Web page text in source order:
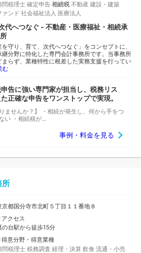
問税理士確定申告 相続税 不動産 建設・建築
ァンド 社会福祉法人 医療法人
代へつなぐ - 不動産・医療福祉・相続承
守り、育て、次代へつなぐ」をコンセプトに、
分野に特化した専門会計事務所です。当事務所
らず、業種特性に根差した実務支援を行ってい
む
申告に強い専門家が担当し、税務リス
正確な申告をワンストップで実現。
ませんか？】 ・相続が発生し、何から手をつ
い ・相続税が...
事例・料金を見る
所
京都国分寺市北町５丁目１１番地８
アクセス
の台駅から徒歩15分
得意分野・得意業種
問税理士税務調査 経理・決算 飲食 流通・小売